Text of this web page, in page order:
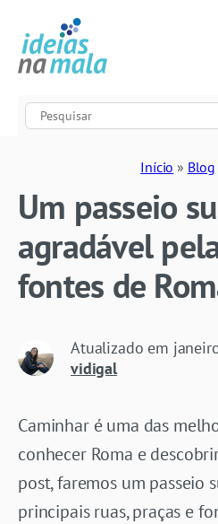
Início » Blog
Um passeio
agradável
fontes de
Atualizado em
vidigal
Caminhar é uma das
conhecer Roma e
post, faremos um passeio
principais ruas, praças e